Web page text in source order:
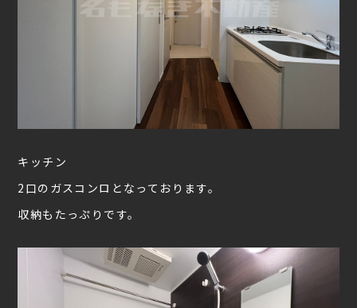
キッチン
2口のガスコンロとなっております。
収納もたっぷりです。